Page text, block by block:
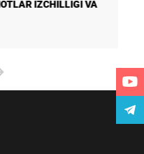
SIFATI VA